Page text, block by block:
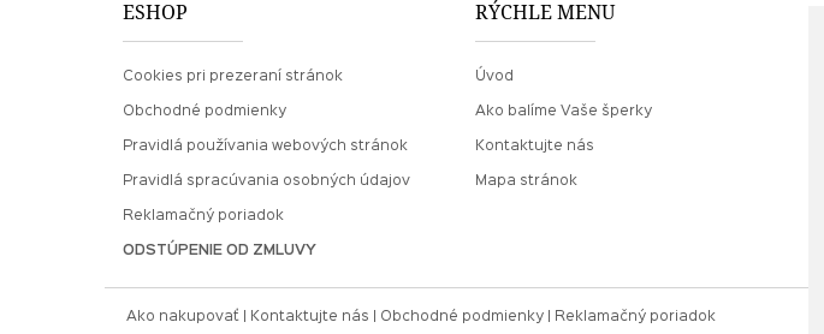
ESHOP
Cookies pri prezeraní stránok
Obchodné podmienky
Pravidlá používania webových stránok
Pravidlá spracúvania osobných údajov
Reklamačný poriadok
ODSTÚPENIE OD ZMLUVY
RÝCHLE MENU
Úvod
Ako balíme Vaše šperky
Kontaktujte nás
Mapa stránok
Ako nakupovať Kontaktujte nás Obchodné podmienky Reklamačný poriadok